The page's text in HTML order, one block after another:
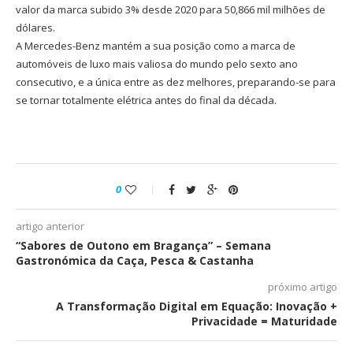
valor da marca subido 3% desde 2020 para 50,866 mil milhões de
dólares.
A Mercedes-Benz mantém a sua posição como a marca de
automóveis de luxo mais valiosa do mundo pelo sexto ano
consecutivo, e a única entre as dez melhores, preparando-se para
se tornar totalmente elétrica antes do final da década.
0
artigo anterior
“Sabores de Outono em Bragança” – Semana
Gastronómica da Caça, Pesca & Castanha
próximo artigo
A Transformação Digital em Equação: Inovação +
Privacidade = Maturidade